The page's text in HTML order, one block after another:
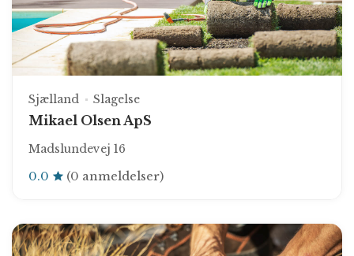
Sjælland Slagelse
Mikael Olsen ApS
Madslundevej 16
0.0 (0 anmeldelser)